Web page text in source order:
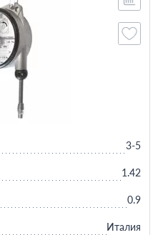
3-5
1.42
0.9
Италия